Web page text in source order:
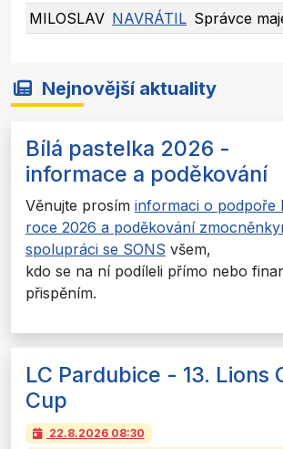
MILOSLAV NAVRÁTIL Správce
Nejnovější aktuality
Bílá pastelka 2026 -
informace a poděkování
Věnujte prosím informaci o podpoře
roce 2026 a poděkování
spolupráci se SONS všem,
kdo se na ní podíleli přímo nebo
přispěním.
LC Pardubice - 13. Lions
Cup
22.8.2026 08:30